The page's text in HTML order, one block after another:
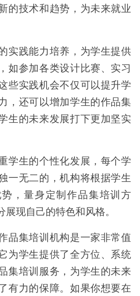
的技术和趋势，为未来就业
实践能力培养，为学生提供
如参加各类设计比赛、实习
些实践机会不仅可以提升学
，还可以增加学生的作品集
生的未来发展打下更加坚实
学生的个性化发展，每个学
一无二的，机构将根据学生
，量身定制作品集培训方
现自己的特色和风格。
品集培训机构是一家非常值
为学生提供了全方位、系统
集培训服务，为学生的未来
有力的保障。如果你想要在